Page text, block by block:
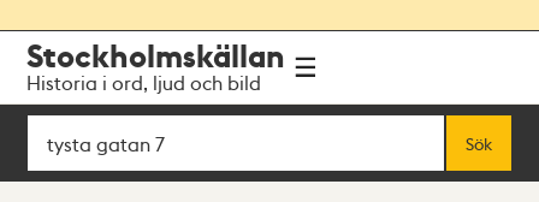
navigationen
huvudinnehållet
Stockholmskällan
Historia i ord, ljud och bild
Sök
Sök